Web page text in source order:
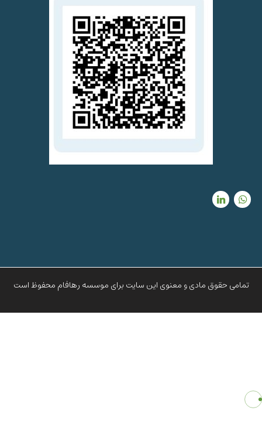
تمامی حقوق مادی و معنوی این سایت برای موسسه رهافام محفوظ است